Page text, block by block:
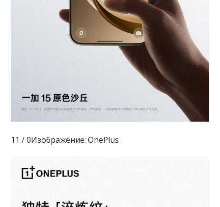
11 / 0Изображение: OnePlus